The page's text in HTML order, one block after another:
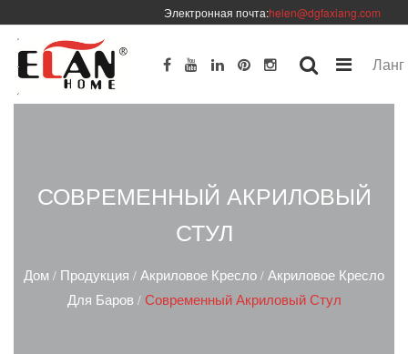
Электронная почта:helen@dgfaxiang.com
Ланг
СОВРЕМЕННЫЙ АКРИЛОВЫЙ
СТУЛ
Дом / Продукция / Акриловое Кресло / Акриловое Кресло
Для Баров / Современный Акриловый Стул